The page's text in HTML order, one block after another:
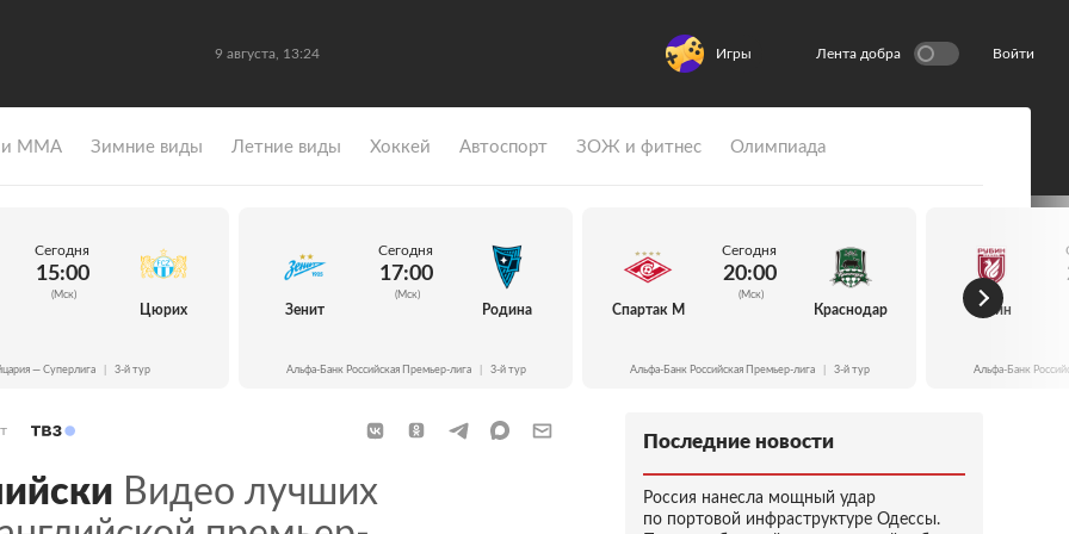
9 августа, 13:24 Игры Лента добра Войти
и ММА Зимние виды Летние виды Хоккей Автоспорт ЗОЖ и фитнес Олимпиада
Сегодня
15:00
(Мск)
Цюрих
— Суперлига 3-й тур
Зенит
Сегодня
17:00
(Мск)
Родина
Альфа-Банк Российская Премьер-лига 3-й тур
Спартак М
Сегодня
20:00
(Мск)
Краснодар
Альфа-Банк Российская Премьер-лига 3-й тур
Рубин
Альфа-Банк
Видео лучших
Последние новости
Россия нанесла мощный удар
по портовой инфраструктуре Одессы.